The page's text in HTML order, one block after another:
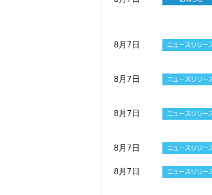
8月7日
8月7日
8月7日
8月7日
8月7日